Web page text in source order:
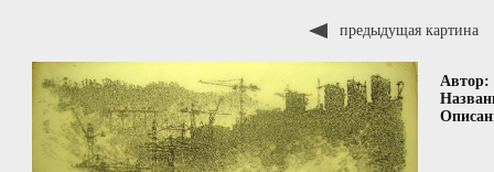
предыдущая картина
Автор: